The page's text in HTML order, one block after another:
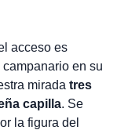
acceso es
en su
mirada tres
capilla. Se
la figura del